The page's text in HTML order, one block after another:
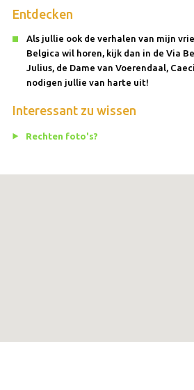
Entdecken
Als jullie ook de verhalen van mijn
Belgica wil horen, kijk dan in de Via
Julius, de Dame van Voerendaal,
nodigen jullie van harte uit!
Interessant zu wissen
Rechten foto's?